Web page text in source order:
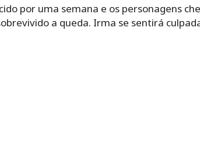
por uma semana e os personagens
a queda. Irma se sentirá